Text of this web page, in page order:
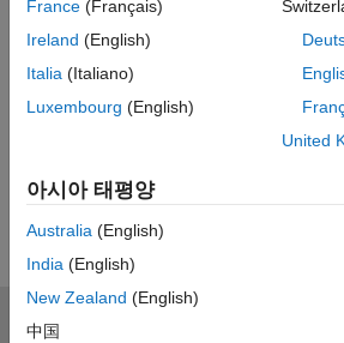
Video length is
View full series(6 Videos)
View more related videos
France (Français)
Ireland (English)
Italia (Italiano)
Luxembourg (English)
United
아시아 태평양
Australia (English)
India (English)
New Zealand (English)
中国
MathWorks